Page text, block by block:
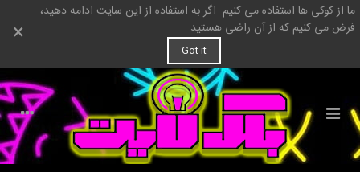
ما از کوکی ها استفاده می کنیم. اگر به استفاده از این سایت ادامه دهید،
فرض می کنیم که از آن راضی هستید.
Got it
×